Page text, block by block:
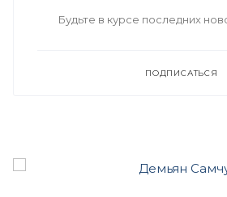
Будьте в курсе последних
ПОДПИСАТЬСЯ